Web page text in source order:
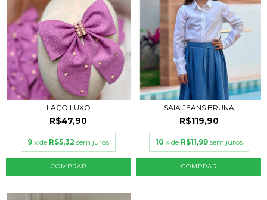
LAÇO LUXO
R$47,90
9 x de R$5,32 sem juros
COMPRAR
SAIA JEANS BRUNA
R$119,90
10 x de R$11,99 sem juros
COMPRAR